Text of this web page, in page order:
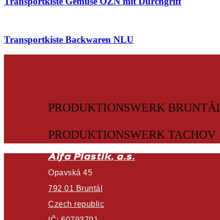
Transportkiste Backwaren NLU
PRODUKTIONSWERK
PRODUKTIONSWERK TACHOV
Alfa Plastik, a.s.
Opavská 45
792 01 Bruntál
Czech republic